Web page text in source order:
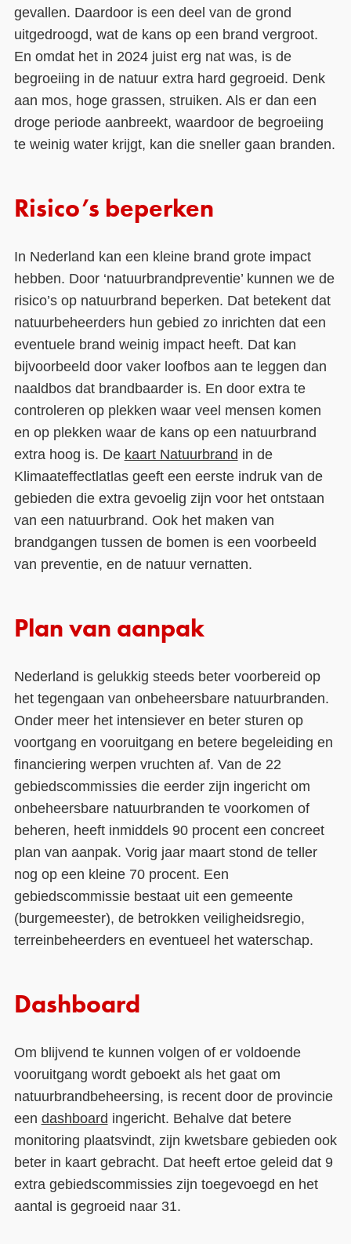
gevallen. Daardoor is een deel van de grond
uitgedroogd, wat de kans op een brand vergroot.
En omdat het in 2024 juist erg nat was, is de
begroeiing in de natuur extra hard gegroeid. Denk
aan mos, hoge grassen, struiken. Als er dan een
droge periode aanbreekt, waardoor de begroeiing
te weinig water krijgt, kan die sneller gaan branden.
Risico’s beperken
In Nederland kan een kleine brand grote impact
hebben. Door ‘natuurbrandpreventie’ kunnen we de
risico’s op natuurbrand beperken. Dat betekent dat
natuurbeheerders hun gebied zo inrichten dat een
eventuele brand weinig impact heeft. Dat kan
bijvoorbeeld door vaker loofbos aan te leggen dan
naaldbos dat brandbaarder is. En door extra te
controleren op plekken waar veel mensen komen
en op plekken waar de kans op een natuurbrand
extra hoog is. De kaart Natuurbrand in de
Klimaateffectlatlas geeft een eerste indruk van de
gebieden die extra gevoelig zijn voor het ontstaan
van een natuurbrand. Ook het maken van
brandgangen tussen de bomen is een voorbeeld
van preventie, en de natuur vernatten.
Plan van aanpak
Nederland is gelukkig steeds beter voorbereid op
het tegengaan van onbeheersbare natuurbranden.
Onder meer het intensiever en beter sturen op
voortgang en vooruitgang en betere begeleiding en
financiering werpen vruchten af. Van de 22
gebiedscommissies die eerder zijn ingericht om
onbeheersbare natuurbranden te voorkomen of
beheren, heeft inmiddels 90 procent een concreet
plan van aanpak. Vorig jaar maart stond de teller
nog op een kleine 70 procent. Een
gebiedscommissie bestaat uit een gemeente
(burgemeester), de betrokken veiligheidsregio,
terreinbeheerders en eventueel het waterschap.
Dashboard
Om blijvend te kunnen volgen of er voldoende
vooruitgang wordt geboekt als het gaat om
natuurbrandbeheersing, is recent door de provincie
een dashboard ingericht. Behalve dat betere
monitoring plaatsvindt, zijn kwetsbare gebieden ook
beter in kaart gebracht. Dat heeft ertoe geleid dat 9
extra gebiedscommissies zijn toegevoegd en het
aantal is gegroeid naar 31.